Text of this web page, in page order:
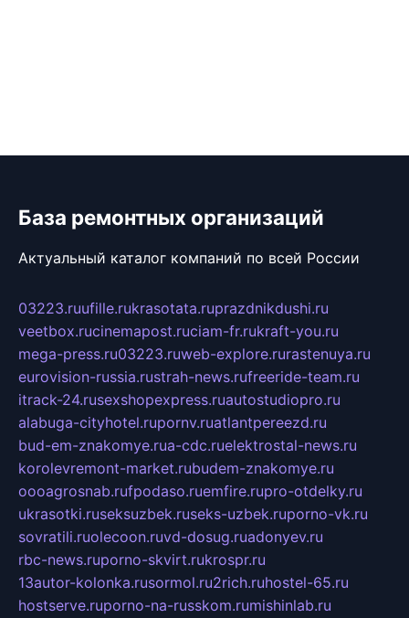
База ремонтных организаций
Актуальный каталог компаний по всей России
03223.ruufille.rukrasotata.ruprazdnikdushi.ru
veetbox.rucinemapost.ruciam-fr.rukraft-you.ru
mega-press.ru03223.ruweb-explore.rurastenuya.ru
eurovision-russia.rustrah-news.rufreeride-team.ru
itrack-24.rusexshopexpress.ruautostudiopro.ru
alabuga-cityhotel.rupornv.ruatlantpereezd.ru
bud-em-znakomye.rua-cdc.ruelektrostal-news.ru
korolevremont-market.rubudem-znakomye.ru
oooagrosnab.rufpodaso.ruemfire.rupro-otdelky.ru
ukrasotki.ruseksuzbek.ruseks-uzbek.ruporno-vk.ru
sovratili.ruolecoon.ruvd-dosug.ruadonyev.ru
rbc-news.ruporno-skvirt.rukrospr.ru
13autor-kolonka.rusormol.ru2rich.ruhostel-65.ru
hostserve.ruporno-na-russkom.rumishinlab.ru